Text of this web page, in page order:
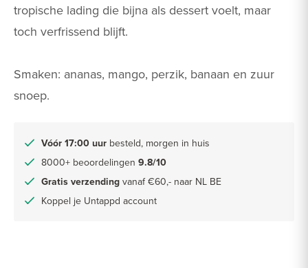
tropische lading die bijna als dessert voelt, maar
toch verfrissend blijft.
Smaken: ananas, mango, perzik, banaan en zuur
snoep.
Vóór 17:00 uur besteld, morgen in huis
8000+ beoordelingen 9.8/10
Gratis verzending vanaf €60,- naar NL BE
Koppel je Untappd account